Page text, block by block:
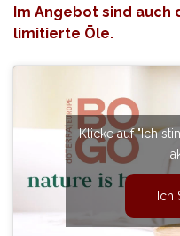
Im Angebot sind
limitierte Öle.
Klicke auf "Ich
Ich